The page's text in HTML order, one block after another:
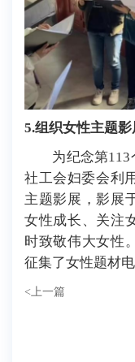
5.组织女性主题影
为纪念第113
社工会妇委会利
主题影展，影展
女性成长、关注
时致敬伟大女性
征集了女性题材
< 上一篇